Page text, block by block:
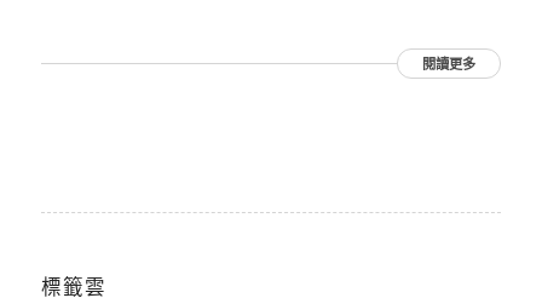
閱讀更多
標籤雲